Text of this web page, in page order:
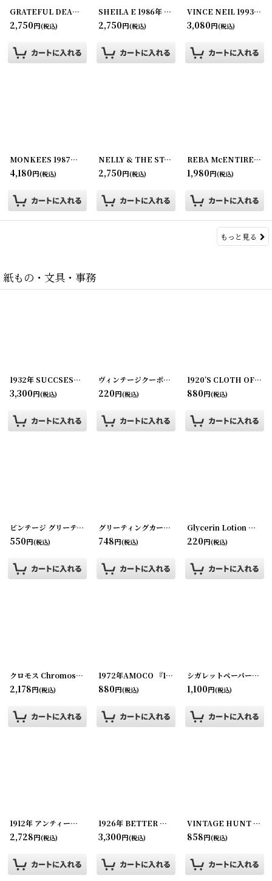
GRATEFUL DEAD 2014年 1990's Concert Replica [250726-124]
2,750円(税込)
SHEILA E 1986年 A Love Bizzare Tour [
2,750円(税込)
VINCE NEIL 1993-1994年 Exposed Tour
3,080円(税込)
MONKEES 1987年 Summer Tour 1987 [250917-11]
4,180円(税込)
NELLY & THE ST.LUNATICS 2003年 Nellyville Tour
2,750円(税込)
REBA McENTIRE 1990年 International Fan Club ノベルティ
1,980円(税込)
もっと見る
紙もの・文具・事務
1932年 SUCCSESSFUL FARMING 雑誌 [200528-4]
3,300円(税込)
ヴィンテージクーポン ロールチケット＜ダブル＞ 10枚SET
220円(税込)
1920’S CLOTH OF GOLD ラベル
880円(税込)
ビンテージ グリーティングカード [210708-4]
550円(税込)
グリーティングカード・ビンテージカード ねこ [
748円(税込)
Glycerin Lotion ラベル2枚セット ZUMSTEG BROS
220円(税込)
クロモス Chromos 薔薇とHANDモチーフ [20240423-03]
2,178円(税込)
1972年AMOCO 『1968 HUMPHREY MUSKIE』大統領選挙キャンペーンピンバッチ
880円(税込)
シガレットペーパー3つセット
1,100円(税込)
1912年 アンティークアドバタイジング カレンダー 20230808-3]
2,728円(税込)
1926年 BETTER HOMES AND GARDENS 雑誌
3,300円(税込)
VINTAGE HUNT CLIP No.2 ブルドッククリップ
858円(税込)